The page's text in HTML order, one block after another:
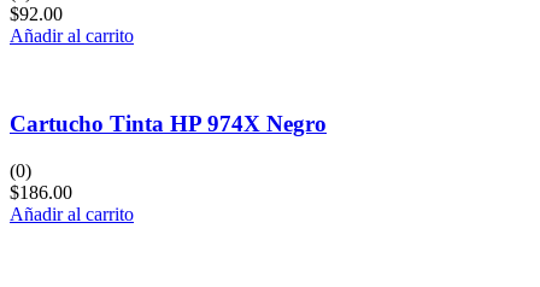
$92.00
Añadir al carrito
Cartucho Tinta HP 974X Negro
(0)
$186.00
Añadir al carrito